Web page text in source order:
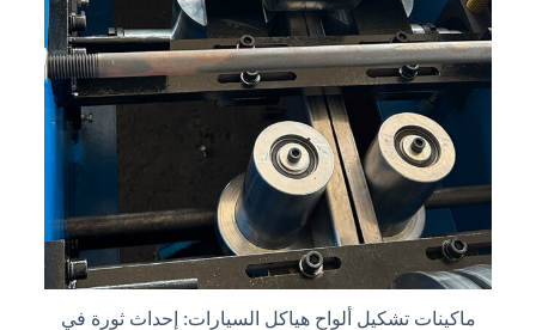
ماكينات تشكيل ألواح هياكل السيارات: إحداث ثورة في